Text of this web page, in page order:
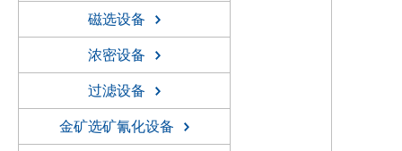
磁选设备
浓密设备
过滤设备
金矿选矿氰化设备